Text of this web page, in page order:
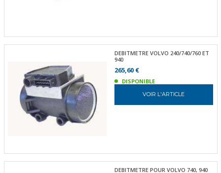
DEBITMETRE VOLVO 240/740/760 ET
940
265,60 €
DISPONIBLE
VOIR L'ARTICLE
DEBITMETRE POUR VOLVO 740, 940